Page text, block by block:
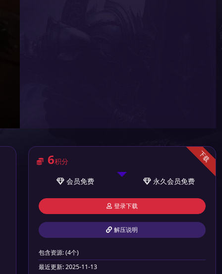
下载
6积分
会员免费 永久会员免费
登录下载
解压说明
包含资源:(4个)
最近更新:2025-11-13